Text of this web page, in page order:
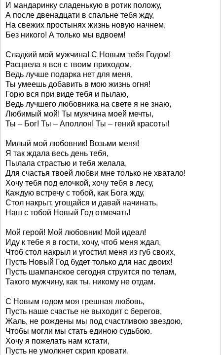
И мандаринку сладенькую в ротик положу,
А после двенадцати в спальне тебя жду,
На свежих простынях жизнь новую начнем,
Без никого! А только мы вдвоем!
Сладкий мой мужчина! С Новым тебя Годом!
Расцвела я вся с твоим приходом,
Ведь лучше подарка нет для меня,
Ты умеешь добавить в мою жизнь огня!
Горю вся при виде тебя и пылаю,
Ведь лучшего любовника на свете я не знаю,
Любимый мой! Ты мужчина моей мечты,
Ты – Бог! Ты – Аполлон! Ты – гений красоты!
Милый мой любовник! Возьми меня!
Я так ждала весь день тебя,
Пылала страстью и тебя желала,
Для счастья твоей любви мне только не хватало!
Хочу тебя под елочкой, хочу тебя в лесу,
Каждую встречу с тобой, как Бога жду,
Стол накрыт, угощайся и давай начинать,
Наш с тобой Новый Год отмечать!
Мой герой! Мой любовник! Мой идеал!
Иду к тебе я в гости, хочу, чтоб меня ждал,
Чтоб стол накрыл и угостил меня из губ своих,
Пусть Новый Год будет только для нас двоих!
Пусть шампанское сегодня струится по телам,
Такого мужчину, как ты, никому не отдам.
С Новым годом моя грешная любовь,
Пусть наше счастье не выходит с берегов,
Жаль, не рождены мы под счастливою звездою,
Чтобы могли мы стать единою судьбою.
Хочу я пожелать нам кстати,
Пусть не умолкнет скрип кровати.